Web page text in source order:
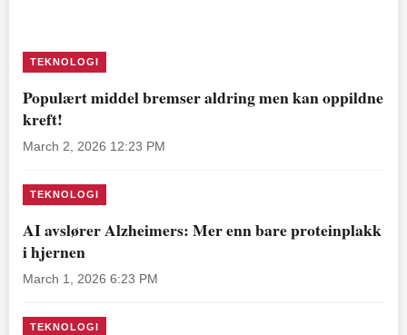
TEKNOLOGI
Populært middel bremser aldring men kan oppildne
kreft!
March 2, 2026 12:23 PM
TEKNOLOGI
AI avslører Alzheimers: Mer enn bare proteinplakk
i hjernen
March 1, 2026 6:23 PM
TEKNOLOGI